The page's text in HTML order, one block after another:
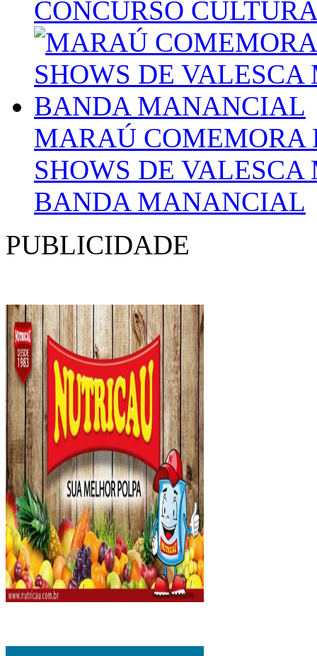
CONCURSO
MARAÚ COMEMORA
SHOWS DE
BANDA MANANCIAL
PUBLICIDADE